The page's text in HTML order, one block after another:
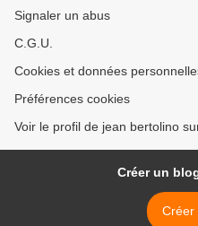
Signaler un abus
C.G.U.
Cookies et données
Préférences cookies
Voir le profil de jean bertolino
Créer un
Créer